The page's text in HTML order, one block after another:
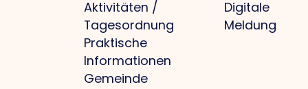
Aktivitäten /
Tagesordnung
Praktische
Informationen
Gemeinde
Digitale
Meldung